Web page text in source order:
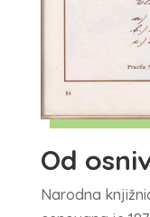
Od
Narodna